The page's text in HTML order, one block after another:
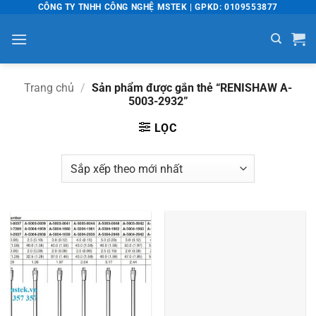
nội
dung
CÔNG TY TNHH CÔNG NGHỆ MSTEK | GPKD: 0109553877
Trang chủ / Sản phẩm được gắn thẻ “RENISHAW A-
5003-2932”
LỌC